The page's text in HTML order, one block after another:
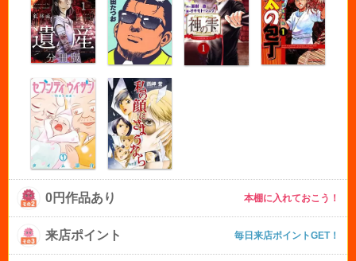
0円作品あり 本棚に入れておこう！
来店ポイント 毎日来店ポイントGET！